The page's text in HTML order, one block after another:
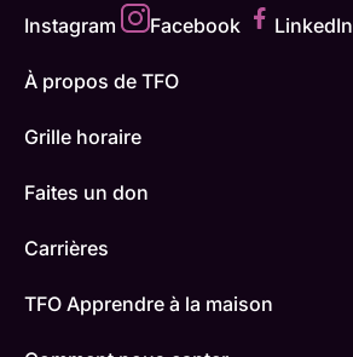
Instagram Facebook LinkedIn
À propos de TFO
Grille horaire
Faites un don
Carrières
TFO Apprendre à la maison